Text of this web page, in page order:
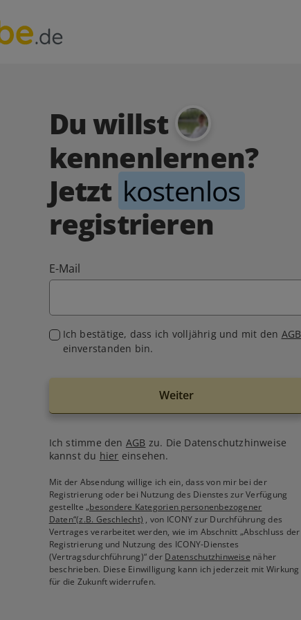
Du willst
kennenlernen?
Jetzt kostenlos
registrieren
E-Mail
Ich bestätige, dass ich volljährig und mit den AGB
einverstanden bin.
Weiter
Ich stimme den AGB zu. Die Datenschutzhinweise
kannst du hier einsehen.
Mit der Absendung willige ich ein, dass von mir bei der
Registrierung oder bei Nutzung des Dienstes zur Verfügung
gestellte„besondere Kategorien personenbezogener
Daten“(z.B. Geschlecht) , von ICONY zur Durchführung des
Vertrages verarbeitet werden, wie im Abschnitt „Abschluss der
Registrierung und Nutzung des ICONY-Dienstes
(Vertragsdurchführung)“ der Datenschutzhinweise näher
beschrieben. Diese Einwilligung kann ich jederzeit mit Wirkung
für die Zukunft widerrufen.